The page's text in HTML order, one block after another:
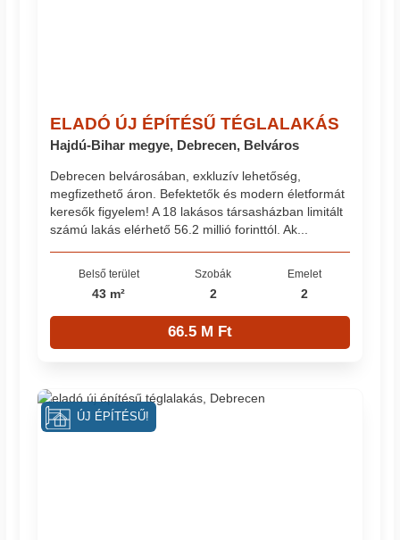
ELADÓ ÚJ ÉPÍTÉSŰ TÉGLALAKÁS
Hajdú-Bihar megye, Debrecen, Belváros
Debrecen belvárosában, exkluzív lehetőség,
megfizethető áron. Befektetők és modern életformát
keresők figyelem! A 18 lakásos társasházban limitált
számú lakás elérhető 56.2 millió forinttól. Ak...
Belső terület
43 m²
Szobák
2
Emelet
2
66.5 M Ft
ÚJ ÉPÍTÉSŰ!